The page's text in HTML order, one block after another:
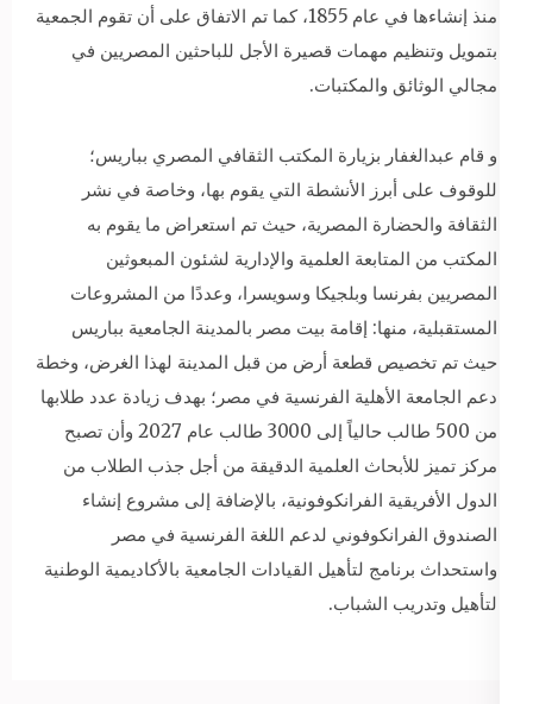
منذ إنشاءها في عام 1855، كما تم الاتفاق على أن تقوم الجمعية
بتمويل وتنظيم مهمات قصيرة الأجل للباحثين المصريين في
مجالي الوثائق والمكتبات.
و قام عبدالغفار بزيارة المكتب الثقافي المصري بباريس؛
للوقوف على أبرز الأنشطة التي يقوم بها، وخاصة في نشر
الثقافة والحضارة المصرية، حيث تم استعراض ما يقوم به
المكتب من المتابعة العلمية والإدارية لشئون المبعوثين
المصريين بفرنسا وبلجيكا وسويسرا، وعددًا من المشروعات
المستقبلية، منها: إقامة بيت مصر بالمدينة الجامعية بباريس
حيث تم تخصيص قطعة أرض من قبل المدينة لهذا الغرض، وخطة
دعم الجامعة الأهلية الفرنسية في مصر؛ بهدف زيادة عدد طلابها
من 500 طالب حالياً إلى 3000 طالب عام 2027 وأن تصبح
مركز تميز للأبحاث العلمية الدقيقة من أجل جذب الطلاب من
الدول الأفريقية الفرانكوفونية، بالإضافة إلى مشروع إنشاء
الصندوق الفرانكوفوني لدعم اللغة الفرنسية في مصر
واستحداث برنامج لتأهيل القيادات الجامعية بالأكاديمية الوطنية
لتأهيل وتدريب الشباب.